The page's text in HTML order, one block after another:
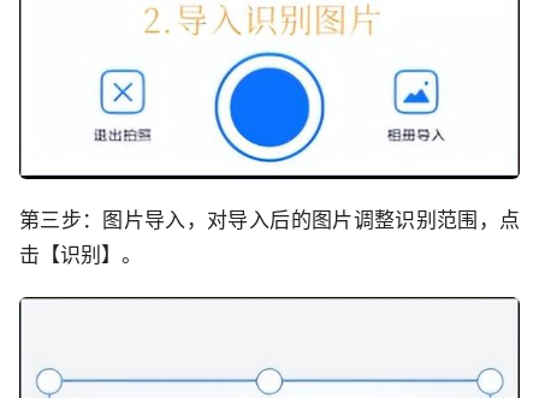
第三步：图片导入，对导入后的图片调整识别范围，点
击【识别】。